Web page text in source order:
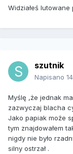
Widziałeś lutowane
szutnik
Napisano
Myślę ,że jednak
zazwyczaj blacha
Jako papiak może
tym znajdowałem
nigdy nie było
silny ostrzał .